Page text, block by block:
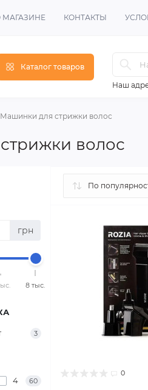
МАГАЗИНЕ КОНТАКТЫ
Каталог товаров
Наш
Машинки для стрижки волос
волос
грн
8 тыс.
3
4 60
0